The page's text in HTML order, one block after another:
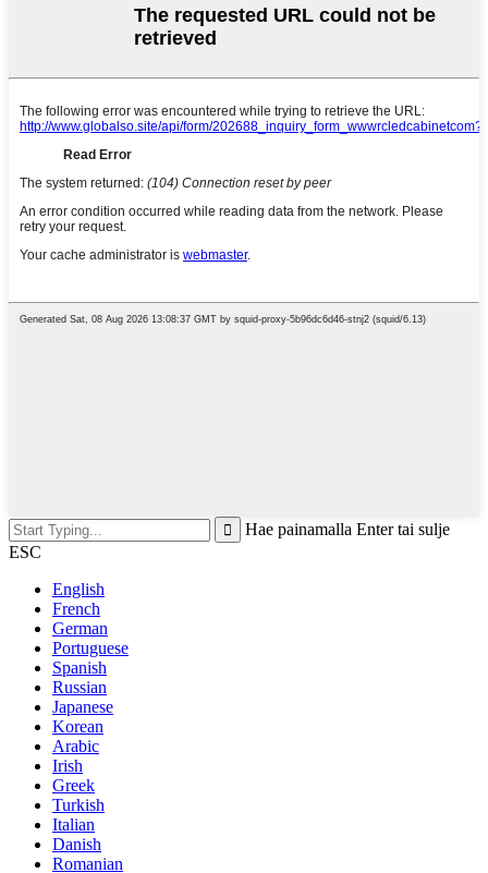
Hae painamalla Enter tai sulje
ESC
English
French
German
Portuguese
Spanish
Russian
Japanese
Korean
Arabic
Irish
Greek
Turkish
Italian
Danish
Romanian